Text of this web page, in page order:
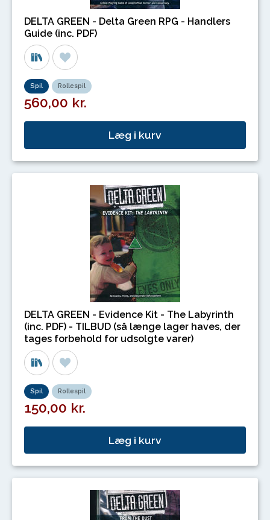
DELTA GREEN - Delta Green RPG - Handlers
Guide (inc. PDF)
Spil Rollespil
560,00 kr.
Læg i kurv
DELTA GREEN - Evidence Kit - The Labyrinth
(inc. PDF) - TILBUD (så længe lager haves, der
tages forbehold for udsolgte varer)
Spil Rollespil
150,00 kr.
Læg i kurv